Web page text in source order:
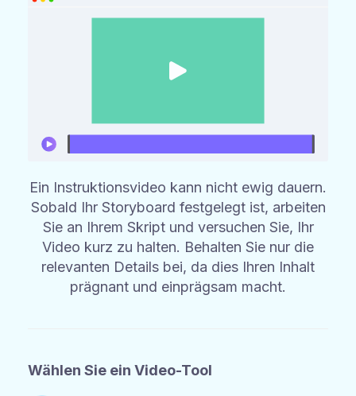
Ein Instruktionsvideo kann nicht ewig dauern.
Sobald Ihr Storyboard festgelegt ist, arbeiten
Sie an Ihrem Skript und versuchen Sie, Ihr
Video kurz zu halten. Behalten Sie nur die
relevanten Details bei, da dies Ihren Inhalt
prägnant und einprägsam macht.
Wählen Sie ein Video-Tool